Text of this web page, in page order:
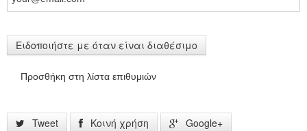
Ειδοποιήστε με όταν είναι διαθέσιμο
Προσθήκη στη λίστα επιθυμιών
Tweet Κοινή χρήση
Google+